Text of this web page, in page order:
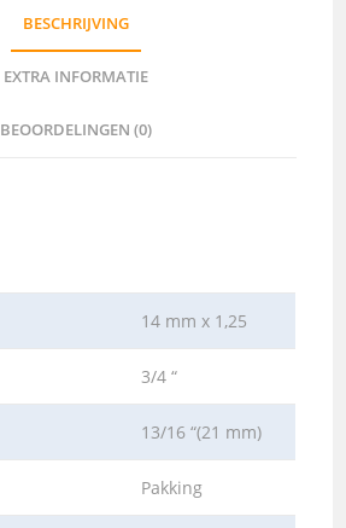
BESCHRIJVING
EXTRA INFORMATIE
BEOORDELINGEN (0)
14 mm x 1,25
3/4 “
13/16 “(21 mm)
Pakking